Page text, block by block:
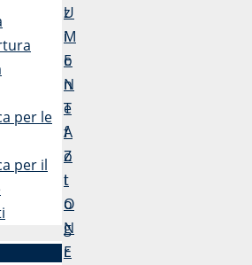
z
i
o
n
e
f
o
t
o
g
r
U
M
E
N
T
A
Z
I
O
N
E
per le
per il